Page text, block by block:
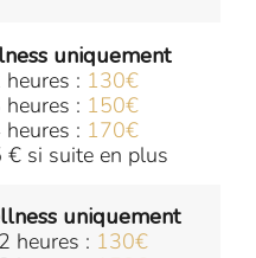
uniquement
heures : 130€
heures : 150€
heures : 170€
€ si suite en plus
uniquement
2 heures : 130€